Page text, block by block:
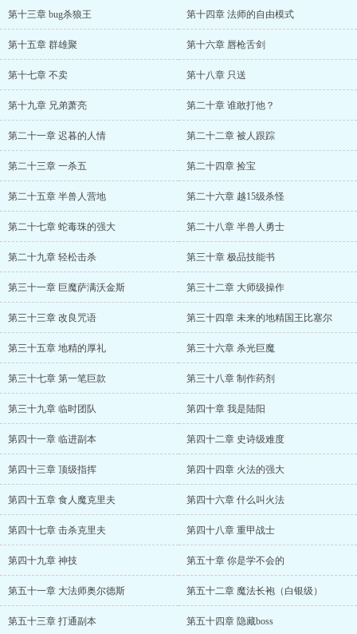
第十三章 bug杀狼王 第十四章 法师的自由模式
第十五章 群雄聚 第十六章 唇枪舌剑
第十七章 不卖 第十八章 只送
第十九章 兄弟萧亮 第二十章 谁敢打他？
第二十一章 迟暮的人情 第二十二章 被人跟踪
第二十三章 一杀五 第二十四章 捡宝
第二十五章 半兽人营地 第二十六章 越15级杀怪
第二十七章 蛇毒珠的强大 第二十八章 半兽人勇士
第二十九章 轻松击杀 第三十章 极品技能书
第三十一章 巨魔萨满沃金斯 第三十二章 大师级操作
第三十三章 改良咒语 第三十四章 未来的地精国王比塞尔
第三十五章 地精的厚礼 第三十六章 杀光巨魔
第三十七章 第一笔巨款 第三十八章 制作药剂
第三十九章 临时团队 第四十章 我是陆阳
第四十一章 临进副本 第四十二章 史诗级难度
第四十三章 顶级指挥 第四十四章 火法的强大
第四十五章 食人魔克里夫 第四十六章 什么叫火法
第四十七章 击杀克里夫 第四十八章 重甲战士
第四十九章 神技 第五十章 你是学不会的
第五十一章 大法师奥尔德斯 第五十二章 魔法长袍（白银级）
第五十三章 打通副本 第五十四章 隐藏boss